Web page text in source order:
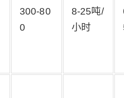
300-80
0
8-25吨/
小时